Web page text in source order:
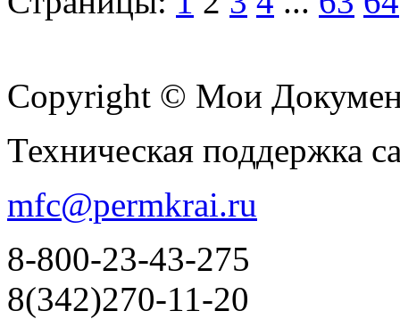
Copyright © Мои
Техническая поддержка
mfc@permkrai.ru
8-800-23-43-275
8(342)270-11-20